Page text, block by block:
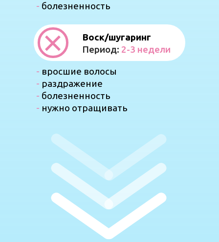
Воск/шугаринг
Период: 2-3 недели
- вросшие волосы
- раздражение
- болезненность
- нужно отращивать
- болезненность